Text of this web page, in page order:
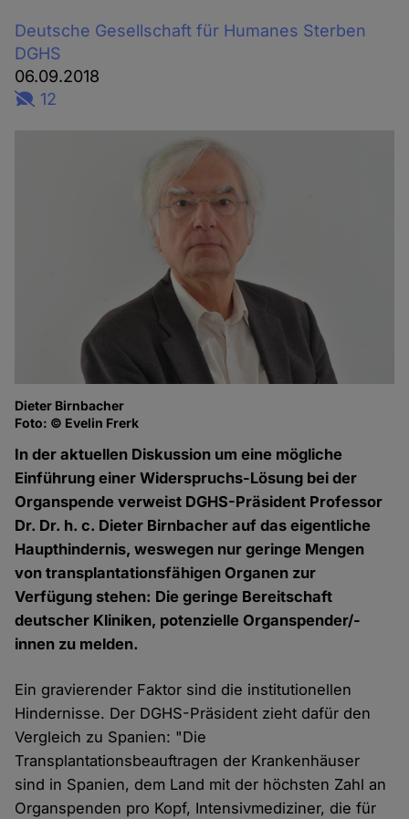
Deutsche Gesellschaft für Humanes Sterben
DGHS
06.09.2018
12
Dieter Birnbacher
Foto: © Evelin Frerk
In der aktuellen Diskussion um eine mögliche
Einführung einer Widerspruchs-Lösung bei der
Organspende verweist DGHS-Präsident Professor
Dr. Dr. h. c. Dieter Birnbacher auf das eigentliche
Haupthindernis, weswegen nur geringe Mengen
von transplantationsfähigen Organen zur
Verfügung stehen: Die geringe Bereitschaft
deutscher Kliniken, potenzielle Organspender/-
innen zu melden.
Ein gravierender Faktor sind die institutionellen
Hindernisse. Der DGHS-Präsident zieht dafür den
Vergleich zu Spanien: "Die
Transplantationsbeauftragen der Krankenhäuser
sind in Spanien, dem Land mit der höchsten Zahl an
Organspenden pro Kopf, Intensivmediziner, die für